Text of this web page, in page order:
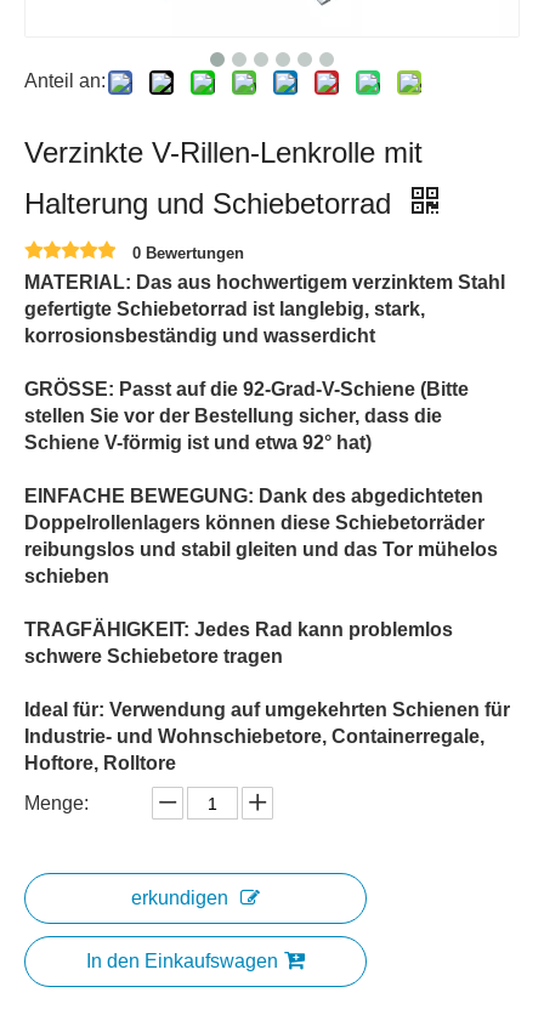
Anteil an:
Verzinkte V-Rillen-Lenkrolle mit
Halterung und Schiebetorrad
0 Bewertungen
MATERIAL: Das aus hochwertigem verzinktem Stahl
gefertigte Schiebetorrad ist langlebig, stark,
korrosionsbeständig und wasserdicht
GRÖSSE: Passt auf die 92-Grad-V-Schiene (Bitte
stellen Sie vor der Bestellung sicher, dass die
Schiene V-förmig ist und etwa 92° hat)
EINFACHE BEWEGUNG: Dank des abgedichteten
Doppelrollenlagers können diese Schiebetorräder
reibungslos und stabil gleiten und das Tor mühelos
schieben
TRAGFÄHIGKEIT: Jedes Rad kann problemlos
schwere Schiebetore tragen
Ideal für: Verwendung auf umgekehrten Schienen für
Industrie- und Wohnschiebetore, Containerregale,
Hoftore, Rolltore
Menge:
erkundigen
In den Einkaufswagen